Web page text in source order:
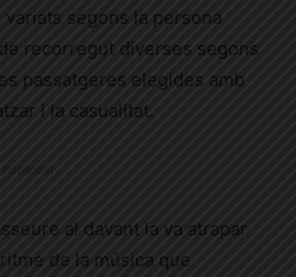
variats segons la persona
recorregut diverses segons
passatgeres elegides amb
i la casualitat.
Publicitat
al davant la va atrapar
de la música que